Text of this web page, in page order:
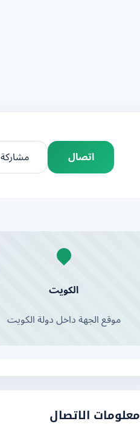
اتصال مشاركة
الكويت
موقع الجهة داخل دولة الكويت
معلومات الاتصال